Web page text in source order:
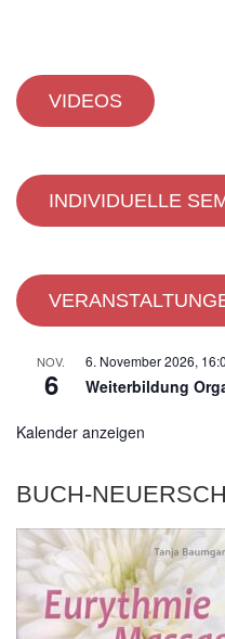
VIDEOS
INDIVIDUELLE
NOV.
6
6. November 2026,
Weiterbildung
Kalender anzeigen
BUCH-